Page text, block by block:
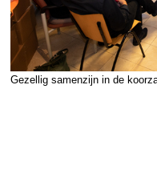
Gezellig samenzijn in de